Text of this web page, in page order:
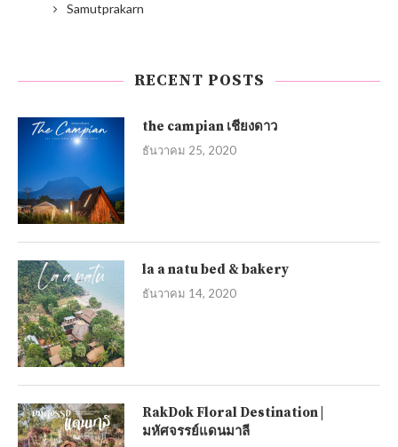
Samutprakarn
RECENT POSTS
the campian เชียงดาว
ธันวาคม 25, 2020
la a natu bed & bakery
ธันวาคม 14, 2020
RakDok Floral Destination |
มหัศจรรย์แดนมาลี